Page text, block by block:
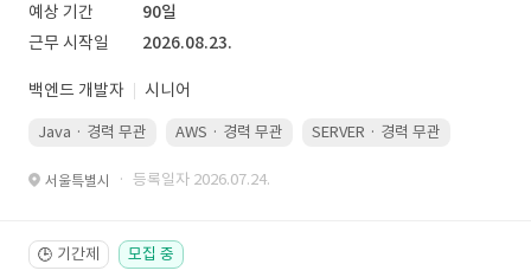
예상 기간
90일
근무 시작일
2026.08.23.
백엔드 개발자 시니어
Java · 경력 무관 AWS · 경력 무관 SERVER · 경력 무관
서울특별시 · 등록일자 2026.07.24.
🕒 기간제 모집 중